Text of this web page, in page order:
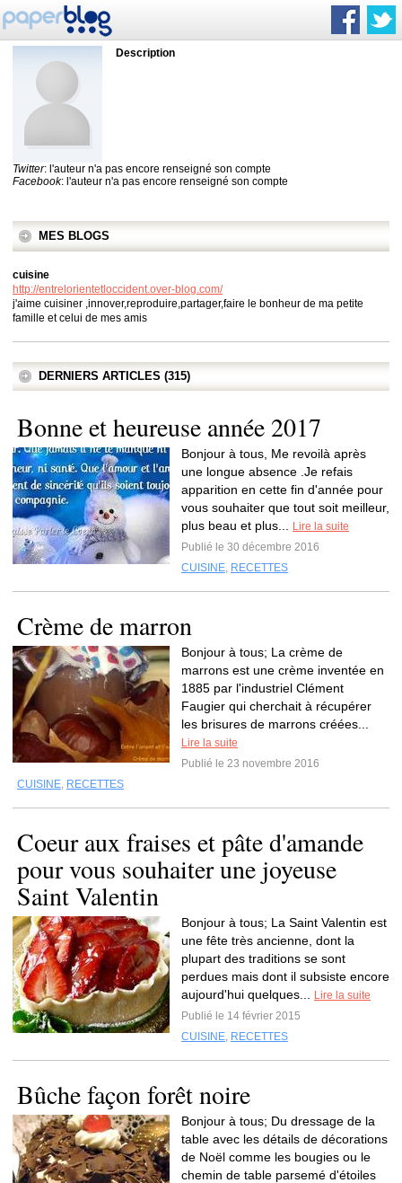
Description
Twitter: l'auteur n'a pas encore renseigné son compte
Facebook: l'auteur n'a pas encore renseigné son compte
MES BLOGS
cuisine
http://entrelorientetloccident.over-blog.com/
j'aime cuisiner ,innover,reproduire,partager,faire le bonheur de ma petite
famille et celui de mes amis
DERNIERS ARTICLES (315)
Bonne et heureuse année 2017
Bonjour à tous, Me revoilà après
une longue absence .Je refais
apparition en cette fin d'année pour
vous souhaiter que tout soit meilleur,
plus beau et plus...
Lire la suite
Publié le 30 décembre 2016
CUISINE, RECETTES
Crème de marron
Bonjour à tous; La crème de
marrons est une crème inventée en
1885 par l'industriel Clément
Faugier qui cherchait à récupérer
les brisures de marrons créées...
Lire la suite
Publié le 23 novembre 2016
CUISINE, RECETTES
Coeur aux fraises et pâte d'amande
pour vous souhaiter une joyeuse
Saint Valentin
Bonjour à tous; La Saint Valentin est
une fête très ancienne, dont la
plupart des traditions se sont
perdues mais dont il subsiste encore
aujourd'hui quelques...
Lire la suite
Publié le 14 février 2015
CUISINE, RECETTES
Bûche façon forêt noire
Bonjour à tous; Du dressage de la
table avec les détails de décorations
de Noël comme les bougies ou le
chemin de table parsemé d'étoiles